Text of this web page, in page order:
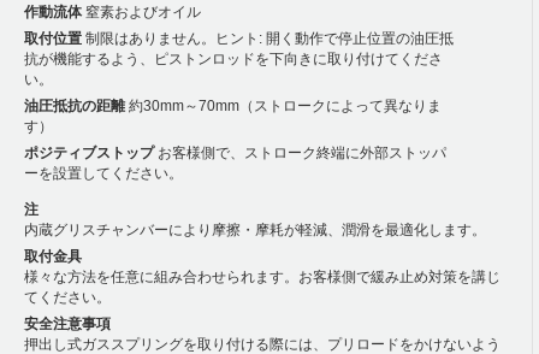
作動流体窒素およびオイル
取付位置 制限はありません。ヒント: 開く動作で停止位置の油圧抵
抗が機能するよう、ピストンロッドを下向きに取り付けてくださ
い。
油圧抵抗の距離約30mm～70mm（ストロークによって異なりま
す）
ポジティブストップお客様側で、ストローク終端に外部ストッパ
ーを設置してください。
注
内蔵グリスチャンバーにより摩擦・摩耗が軽減、潤滑を最適化します。
取付金具
様々な方法を任意に組み合わせられます。お客様側で緩み止め対策を講じ
てください。
安全注意事項
押出し式ガススプリングを取り付ける際には、プリロードをかけないよう